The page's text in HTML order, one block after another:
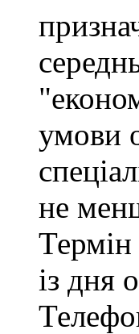
умови
не
Термін
із дня